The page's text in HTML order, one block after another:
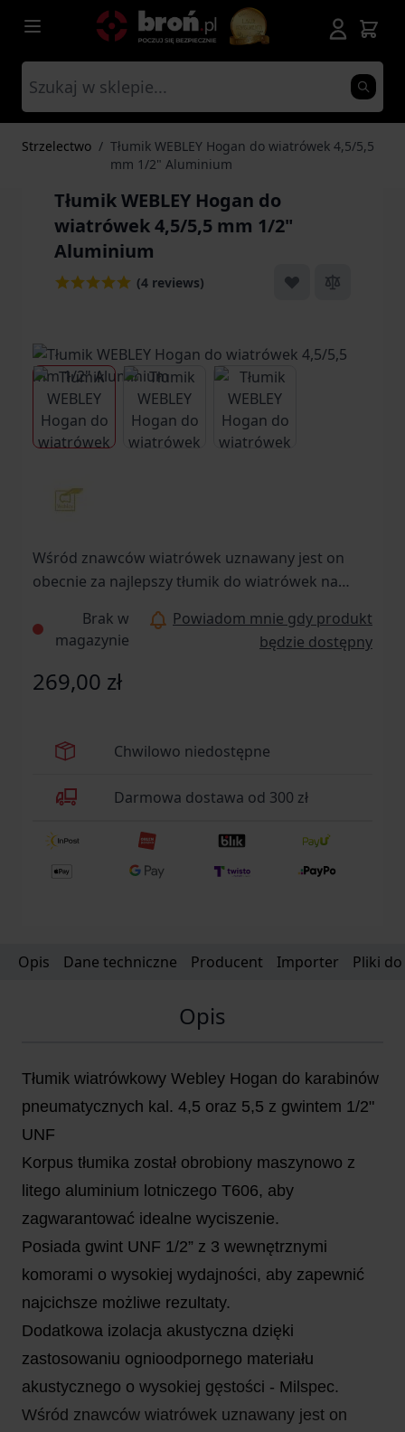
Przejdź do treści
Strzelectwo / Tłumik WEBLEY Hogan do wiatrówek 4,5/5,5
mm 1/2" Aluminium
Tłumik WEBLEY Hogan do
wiatrówek 4,5/5,5 mm 1/2"
Aluminium
(4 reviews)
View larger imageView larger imageView larger image
Wśród znawców wiatrówek uznawany jest on
obecnie za najlepszy tłumik do wiatrówek na
Brak w
magazynie
Powiadom mnie gdy produkt
będzie dostępny
269,00 zł
Chwilowo niedostępne
Darmowa dostawa od 300 zł
Opis Dane techniczne Producent Importer Pliki
Opis
Tłumik wiatrówkowy Webley Hogan do karabinów
pneumatycznych kal. 4,5 oraz 5,5 z gwintem 1/2"
UNF
Korpus tłumika został obrobiony maszynowo z
litego aluminium lotniczego T606, aby
zagwarantować idealne wyciszenie.
Posiada gwint UNF 1/2” z 3 wewnętrznymi
komorami o wysokiej wydajności, aby zapewnić
najcichsze możliwe rezultaty.
Dodatkowa izolacja akustyczna dzięki
zastosowaniu ognioodpornego materiału
akustycznego o wysokiej gęstości - Milspec.
Wśród znawców wiatrówek uznawany jest on